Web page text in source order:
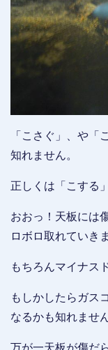
「こさぐ」、や「
知れません。
正しくは「こする
おおっ！天板には
ロボロ取れていき
もちろんマイナス
もしかしたらガス
なるかも知れませ